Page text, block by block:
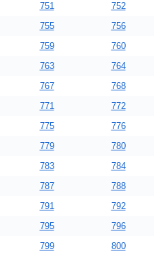
751
752
755
756
759
760
763
764
767
768
771
772
775
776
779
780
783
784
787
788
791
792
795
796
799 800